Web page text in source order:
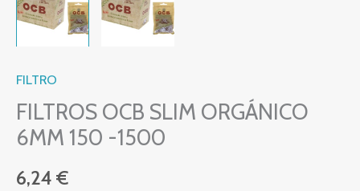
FILTRO
FILTROS OCB SLIM ORGÁNICO
6MM 150 -1500
6,24 €